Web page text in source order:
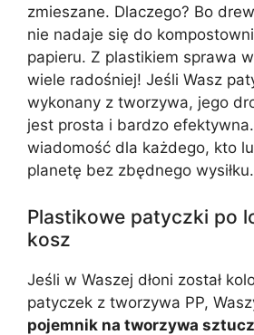
zmieszane. Dlaczego? Bo
nie nadaje się do
papieru. Z plastikiem sprawa
wiele radośniej! Jeśli Wasz
wykonany z tworzywa, jego
jest prosta i bardzo
wiadomość dla każdego, kto
planetę bez zbędnego wysiłku.
Plastikowe patyczki po
kosz
Jeśli w Waszej dłoni został
patyczek z tworzywa PP,
pojemnik na tworzywa